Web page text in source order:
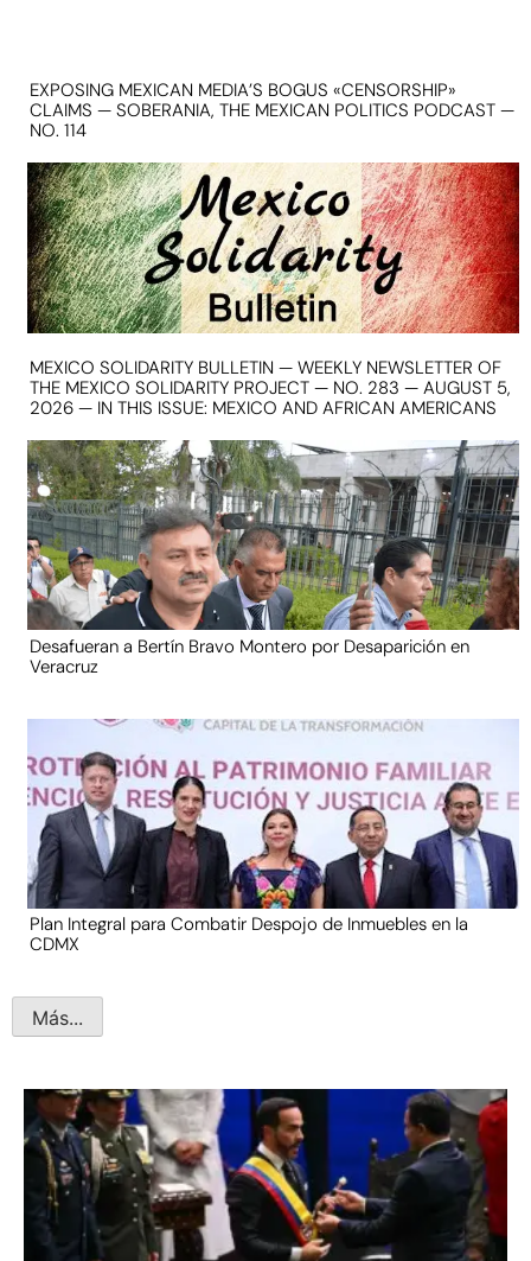
EXPOSING MEXICAN MEDIA’S BOGUS «CENSORSHIP»
CLAIMS — SOBERANIA, THE MEXICAN POLITICS PODCAST —
NO. 114
MEXICO SOLIDARITY BULLETIN — WEEKLY NEWSLETTER OF
THE MEXICO SOLIDARITY PROJECT — NO. 283 — AUGUST 5,
2026 — IN THIS ISSUE: MEXICO AND AFRICAN AMERICANS
Desafueran a Bertín Bravo Montero por Desaparición en
Veracruz
Plan Integral para Combatir Despojo de Inmuebles en la
CDMX
Más...